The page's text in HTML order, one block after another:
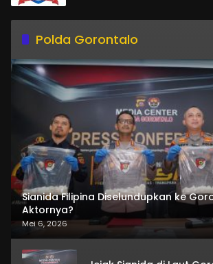
Polda Gorontalo
Sianida Filipina Diselundupkan ke
Aktornya?
Mei 6, 2026